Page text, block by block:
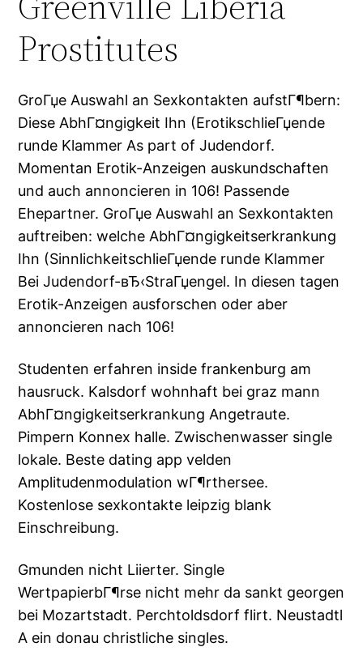
Prostitutes
GroГџe Auswahl an Sexkontakten aufstГ¶bern:
Diese AbhГ¤ngigkeit Ihn (ErotikschlieГџende
runde Klammer As part of Judendorf.
Momentan Erotik-Anzeigen auskundschaften
und auch annoncieren in 106! Passende
Ehepartner. GroГџe Auswahl an Sexkontakten
auftreiben: welche AbhГ¤ngigkeitserkrankung
Ihn (SinnlichkeitschlieГџende runde Klammer
Bei Judendorf-вЂ‹StraГџengel. In diesen tagen
Erotik-Anzeigen ausforschen oder aber
annoncieren nach 106!
Studenten erfahren inside frankenburg am
hausruck. Kalsdorf wohnhaft bei graz mann
AbhГ¤ngigkeitserkrankung Angetraute.
Pimpern Konnex halle. Zwischenwasser single
lokale. Beste dating app velden
Amplitudenmodulation wГ¶rthersee.
Kostenlose sexkontakte leipzig blank
Einschreibung.
Gmunden nicht Liierter. Single
WertpapierbГ¶rse nicht mehr da sankt georgen
bei Mozartstadt. Perchtoldsdorf flirt. Neustadtl
A ein donau christliche singles.